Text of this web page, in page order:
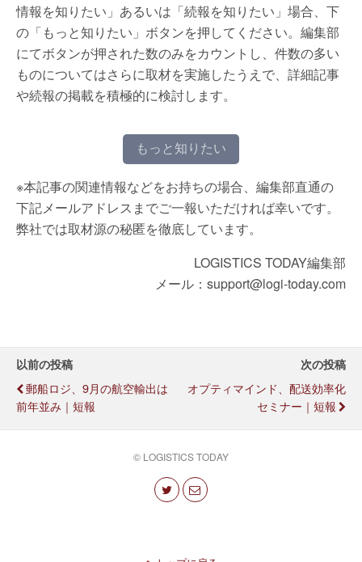
情報を知りたい」あるいは「続報を知りたい」場合、下
の「もっと知りたい」ボタンを押してください。編集部
にてボタンが押された数のみをカウントし、件数の多い
ものについてはさらに取材を実施したうえで、詳細記事
や続報の掲載を積極的に検討します。
もっと知りたい
※本記事の関連情報などをお持ちの場合、編集部直通の
下記メールアドレスまでご一報いただければ幸いです。
弊社では取材源の秘匿を徹底しています。
LOGISTICS TODAY編集部
メール：support@logi-today.com
以前の投稿
郵船ロジ、9月の航空輸出は
前年並み｜短報
次の投稿
オプティマインド、配送効率化
セミナー｜短報
© LOGISTICS TODAY